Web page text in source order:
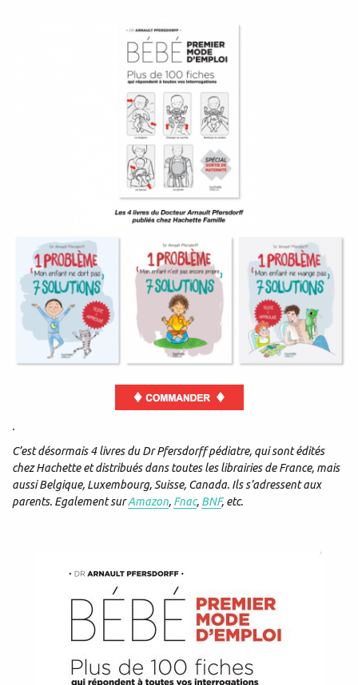
.
C’est désormais 4 livres du Dr Pfersdorff pédiatre, qui sont édités
chez Hachette et distribués dans toutes les librairies de France, mais
aussi Belgique, Luxembourg, Suisse, Canada. Ils s’adressent aux
parents. Egalement surAmazon, Fnac, BNF, etc.